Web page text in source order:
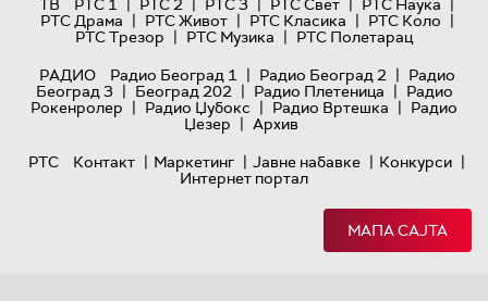
ТВ
РТС 1 РТС 2 РТС 3 РТС Свет РТС Наука
РТС Драма | РТС Живот | РТС Класика | РТС Коло |
РТС Трезор | РТС Музика | РТС Полетарац
РАДИО
Радио Београд 1 | Радио Београд 2 | Радио
Београд 3 | Београд 202 | Радио Плетеница | Радио
Рокенролер | Радио Џубокс | Радио Вртешка | Радио
Џезер | Архив
РТС
Контакт | Маркетинг | Јавне набавке | Конкурси |
Интернет портал
МАПА САЈТА